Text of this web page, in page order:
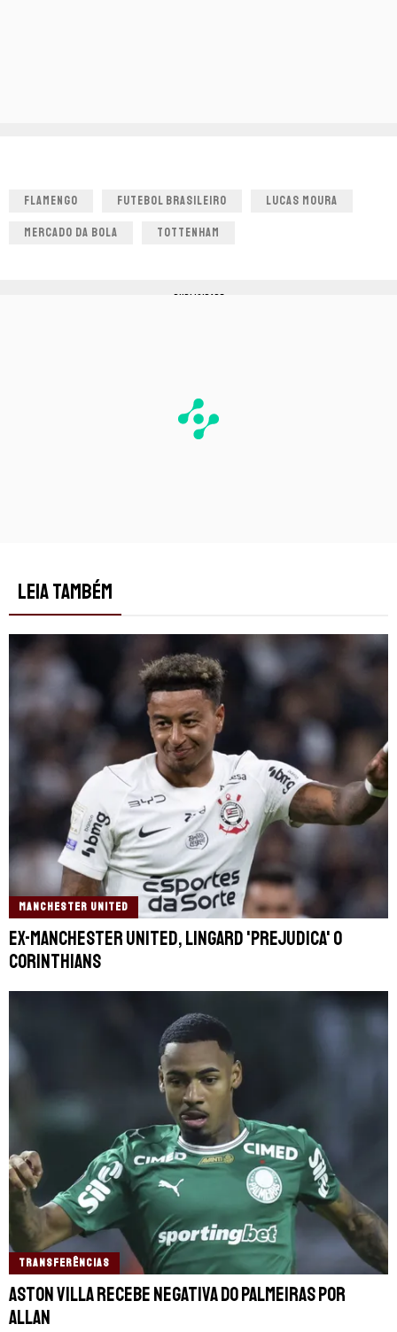
FLAMENGO FUTEBOL BRASILEIRO LUCAS MOURA
MERCADO DA BOLA TOTTENHAM
PUBLICIDADE
LEIA TAMBÉM
MANCHESTER UNITED
Ex-Manchester United, Lingard 'prejudica' o
Corinthians
TRANSFERÊNCIAS
Aston Villa recebe negativa do Palmeiras por
Allan